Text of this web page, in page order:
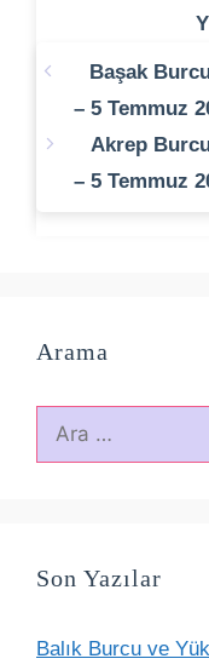
Başak
– 5 Temmuz
Akrep
– 5 Temmuz
Arama
için
Son Yazılar
Balık Burcu ve